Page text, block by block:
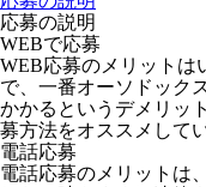
応募の説明
WEBで応募
WEB応募のメリットは
で、一番オーソドック
かかるというデメリッ
募方法をオススメして
電話応募
電話応募のメリットは